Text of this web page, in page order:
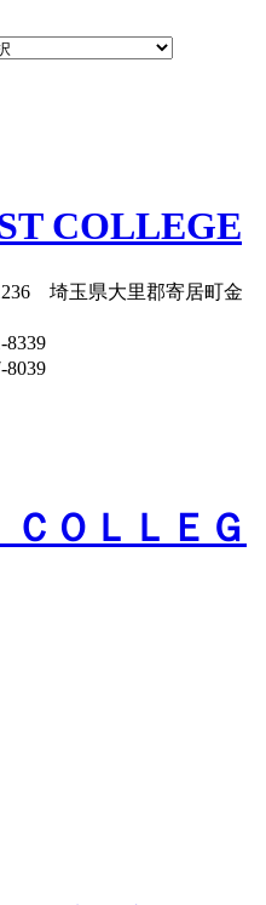
COLLEGE
埼玉県大里郡寄居町金
8339
ＯＬＬＥＧ